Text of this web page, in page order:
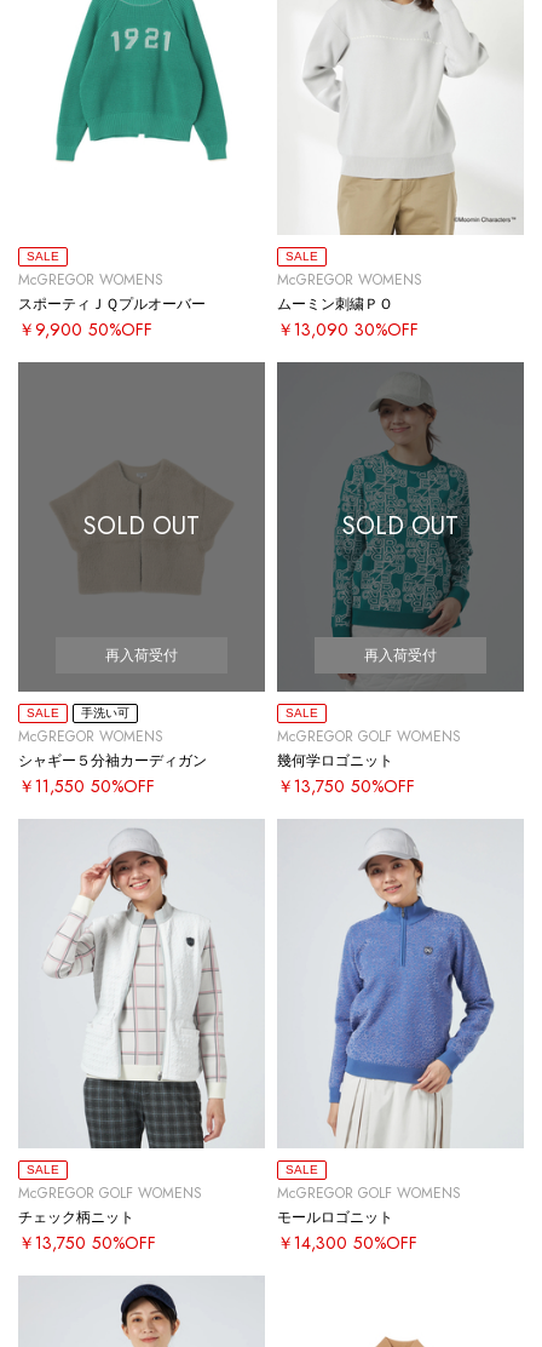
SALE
McGREGOR WOMENS
スポーティＪＱプルオーバー
￥9,900 50%OFF
SALE
McGREGOR WOMENS
ムーミン刺繍ＰＯ
￥13,090 30%OFF
SOLD OUT
再入荷受付
SALE 手洗い可
McGREGOR WOMENS
シャギー５分袖カーディガン
￥11,550 50%OFF
SOLD OUT
再入荷受付
SALE
McGREGOR GOLF WOMENS
幾何学ロゴニット
￥13,750 50%OFF
SALE
McGREGOR GOLF WOMENS
チェック柄ニット
￥13,750 50%OFF
SALE
McGREGOR GOLF WOMENS
モールロゴニット
￥14,300 50%OFF